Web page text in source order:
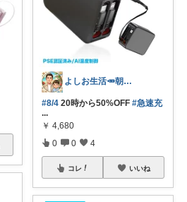
よしお生活🥕朝6時頃コレ👟
#8/4 20時から50%OFF #急速充
...
￥ 4,680
0 0 4
コレ いいね